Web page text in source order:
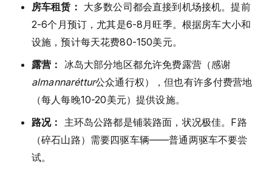
房车租赁： 大多数公司都会直接到机场接机。提前
2-6个月预订，尤其是6-8月旺季。根据房车大小和
设施，预计每天花费80-150美元。
露营：
冰岛大部分地区都允许免费露营（感谢
almannaréttur公众通行权），但也有许多付费营地
（每人每晚10-20美元）提供设施。
路况：
主环岛公路都是铺装路面，状况极佳。F路
（碎石山路）需要四驱车辆——普通两驱车不要尝
试。